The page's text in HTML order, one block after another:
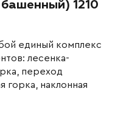
1210
единый комплекс
лесенка-
переход
горка, наклонная